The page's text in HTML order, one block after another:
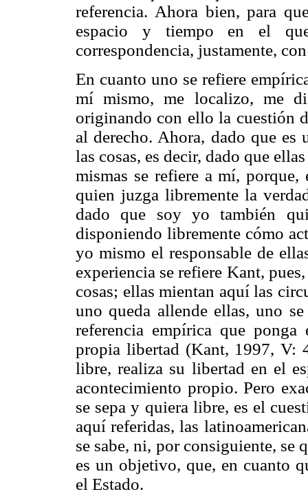
referencia. Ahora bien, para
espacio y tiempo en el
correspondencia, justamente,
En cuanto uno se refiere
mí mismo, me localizo, me
originando con ello la cuestión
al derecho. Ahora, dado que
las cosas, es decir, dado que
mismas se refiere a mí,
quien juzga libremente la
dado que soy yo también
disponiendo libremente cómo
yo mismo el responsable de
experiencia se refiere Kant,
cosas; ellas mientan aquí las
uno queda allende ellas, uno
referencia empírica que
propia libertad (Kant, 1997, V:
libre, realiza su libertad en el
acontecimiento propio. Pero
se sepa y quiera libre, es el
aquí referidas, las
se sabe, ni, por consiguiente, se
es un objetivo, que, en cuanto
el Estado.